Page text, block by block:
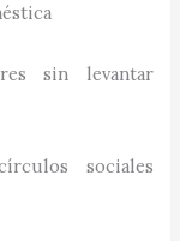
sin levantar
sociales